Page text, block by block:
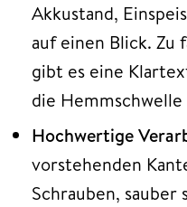
Akkustand,
auf einen Blick. Zu
gibt es eine
die
Hochwertige
vorstehenden
Schrauben, sauber